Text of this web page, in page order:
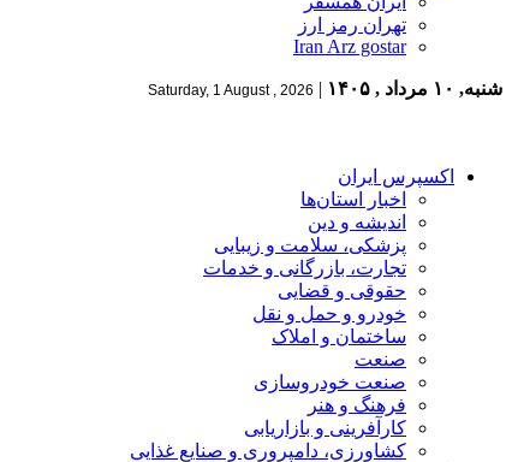
تهران رمز ارز
Iran Arz gostar
شنبه, ۱۰ مرداد , ۱۴۰۵ |
Saturday, 1 August , 2026
اکسپرس ایران
اخبار استان‌ها
اندیشه و دین
پزشکی، سلامت و زیبایی
تجارت، بازرگانی و خدمات
حقوقی و قضایی
خودرو و حمل و نقل
ساختمان و املاک
صنعت
صنعت خودروسازی
فرهنگ و هنر
کارآفرینی و بازاریابی
کشاورزی، دامپروری و صنایع غذایی